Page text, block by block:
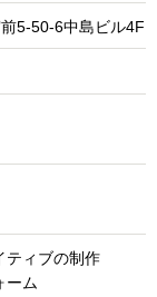
5-50-6中島ビル4F
ティブの制作
ーム